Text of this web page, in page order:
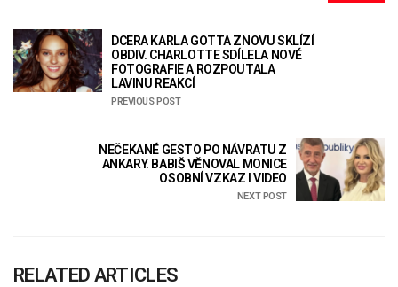
DCERA KARLA GOTTA ZNOVU SKLÍZÍ
OBDIV. CHARLOTTE SDÍLELA NOVÉ
FOTOGRAFIE A ROZPOUTALA
LAVINU REAKCÍ
PREVIOUS POST
NEČEKANÉ GESTO PO NÁVRATU Z
ANKARY. BABIŠ VĚNOVAL MONICE
OSOBNÍ VZKAZ I VIDEO
NEXT POST
RELATED ARTICLES